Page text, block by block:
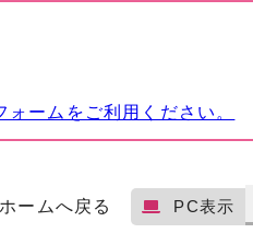
ームをご利用ください。
ホームへ戻る PC表示